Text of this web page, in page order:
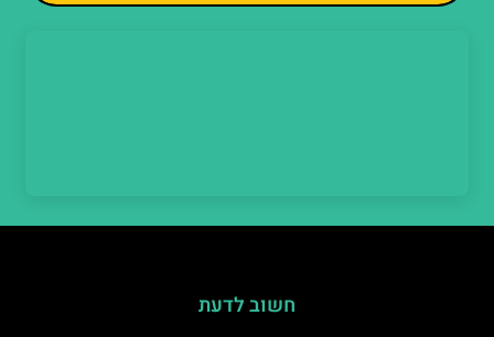
חשוב לדעת